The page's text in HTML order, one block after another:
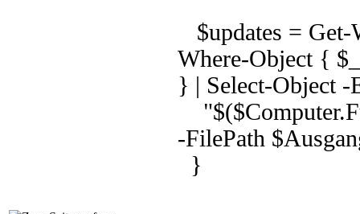
$updates = Get-
Where-Object {
} | Select-Object -
-FilePath
}